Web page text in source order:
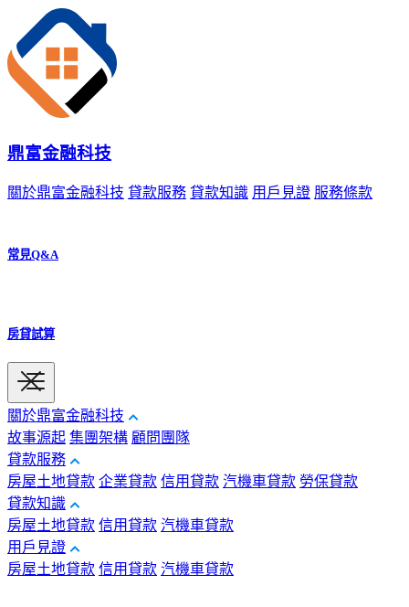
鼎富金融科技
關於鼎富金融科技 貸款服務 貸款知識 用戶見證 服務條款
常見Q&A
房貸試算
關於鼎富金融科技
故事源起 集團架構 顧問團隊
貸款服務
房屋土地貸款 企業貸款 信用貸款 汽機車貸款 勞保貸款
貸款知識
房屋土地貸款 信用貸款 汽機車貸款
用戶見證
房屋土地貸款 信用貸款 汽機車貸款